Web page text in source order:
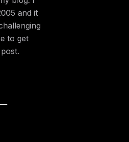
and it
to get